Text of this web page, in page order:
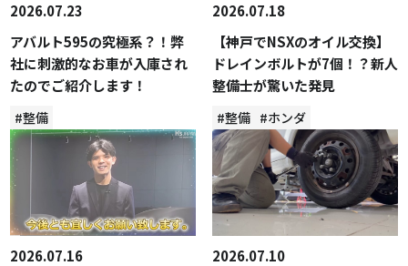
2026.07.23
アバルト595の究極系？！弊
社に刺激的なお車が入庫され
たのでご紹介します！
#整備
2026.07.18
【神戸でNSXのオイル交換】
ドレインボルトが7個！？新人
整備士が驚いた発見
#整備 #ホンダ
2026.07.16
2026.07.10